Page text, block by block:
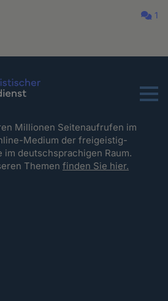
1
Menu
Millionen Seitenaufrufen im
Medium der freigeistig-
im deutschsprachigen Raum.
Themenfinden Sie hier.